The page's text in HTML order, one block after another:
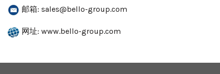
邮箱: sales@bello-group.com
网址: www.bello-group.com